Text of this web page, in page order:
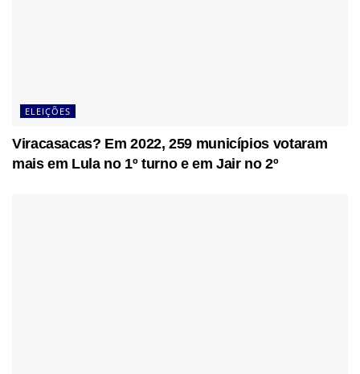
ELEIÇÕES
Viracasacas? Em 2022, 259 municípios votaram
mais em Lula no 1º turno e em Jair no 2º